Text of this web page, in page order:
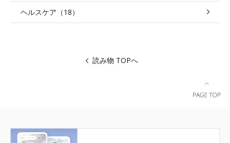
ヘルスケア（18）
読み物 TOPへ